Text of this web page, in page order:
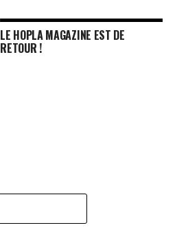
LE HOPLA MAGAZINE EST DE
RETOUR !